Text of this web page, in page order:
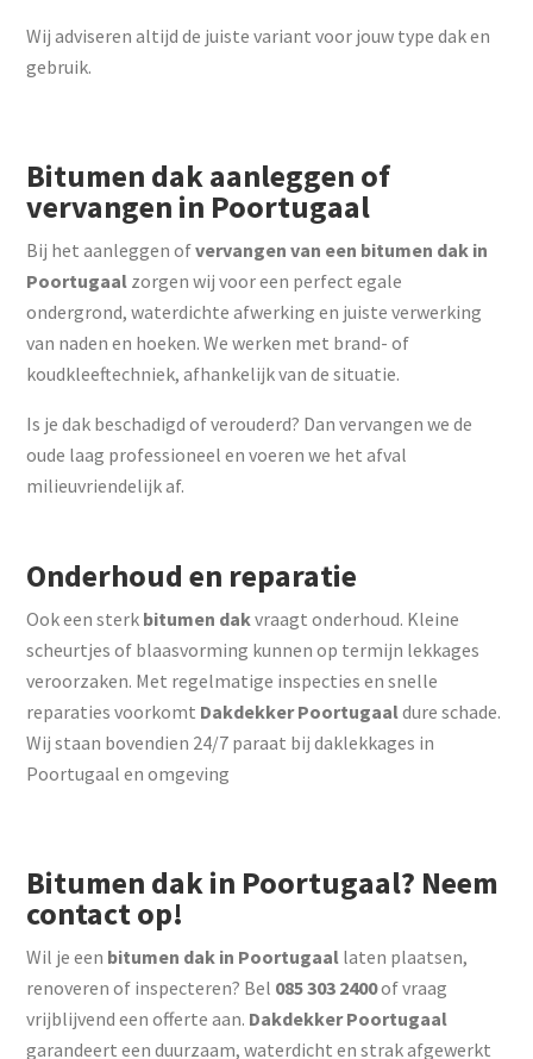
Wij adviseren altijd de juiste variant voor jouw type dak en
gebruik.
Bitumen dak aanleggen of
vervangen in Poortugaal
Bij het aanleggen ofvervangen van een bitumen dak in
Poortugaal zorgen wij voor een perfect egale
ondergrond, waterdichte afwerking en juiste verwerking
van naden en hoeken. We werken met brand- of
koudkleeftechniek, afhankelijk van de situatie.
Is je dak beschadigd of verouderd? Dan vervangen we de
oude laag professioneel en voeren we het afval
milieuvriendelijk af.
Onderhoud en reparatie
Ook een sterk bitumen dakvraagt onderhoud. Kleine
scheurtjes of blaasvorming kunnen op termijn lekkages
veroorzaken. Met regelmatige inspecties en snelle
reparaties voorkomt Dakdekker Poortugaaldure schade.
Wij staan bovendien 24/7 paraat bij daklekkages in
Poortugaal en omgeving
Bitumen dak in Poortugaal? Neem
contact op!
Wil je een bitumen dak in Poortugaal laten plaatsen,
renoveren of inspecteren? Bel 085 303 2400of vraag
vrijblijvend een offerte aan. Dakdekker Poortugaal
garandeert een duurzaam, waterdicht en strak afgewerkt